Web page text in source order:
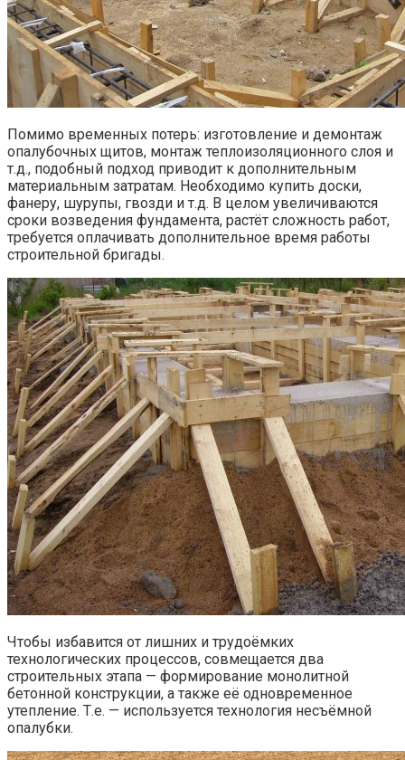
Помимо временных потерь: изготовление и демонтаж
опалубочных щитов, монтаж теплоизоляционного слоя и
т.д., подобный подход приводит к дополнительным
материальным затратам. Необходимо купить доски,
фанеру, шурупы, гвозди и т.д. В целом увеличиваются
сроки возведения фундамента, растёт сложность работ,
требуется оплачивать дополнительное время работы
строительной бригады.
Чтобы избавится от лишних и трудоёмких
технологических процессов, совмещается два
строительных этапа — формирование монолитной
бетонной конструкции, а также её одновременное
утепление. Т.е. — используется технология несъёмной
опалубки.